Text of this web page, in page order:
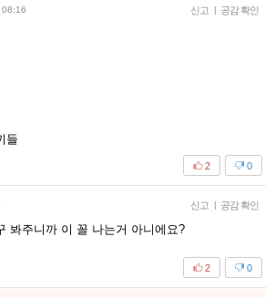
신고 | 공감 확인
들
0
2
신고 | 공감 확인
봐주니까 이 꼴 나는거 아니에요?
0
2